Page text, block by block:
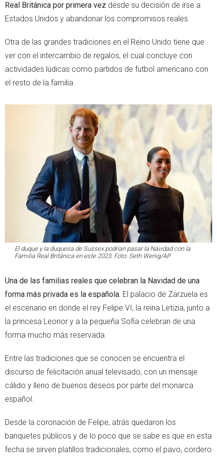
Real Británica por primera vez desde su decisión de irse a
Estados Unidos y abandonar los compromisos reales.
Otra de las grandes tradiciones en el Reino Unido tiene que
ver con el intercambio de regalos, el cual concluye con
actividades lúdicas como partidos de futbol americano con
el resto de la familia.
El duque y la duquesa de Sussex podrían pasar la Navidad con la
Familia Real Británica en este 2023. Foto: Seth Wenig/AP
Una de las familias reales que celebran la Navidad de una
forma más privada es la española. El palacio de Zarzuela es
el escenario en donde el rey Felipe VI, la reina Letizia, junto a
la princesa Leonor y a la pequeña Sofía celebran de una
forma mucho más reservada.
Entre las tradiciones que se conocen se encuentra el
discurso de felicitación anual televisado, con un mensaje
cálido y lleno de buenos deseos por parte del monarca
español.
Desde la coronación de Felipe, atrás quedaron los
banquetes públicos y de lo poco que se sabe es que en esta
fecha se sirven platillos tradicionales, como el pavo, cordero